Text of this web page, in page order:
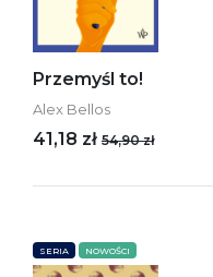
Przemyśl to!
Alex Bellos
41,18 zł 54,90 zł
SERIA NOWOŚCI